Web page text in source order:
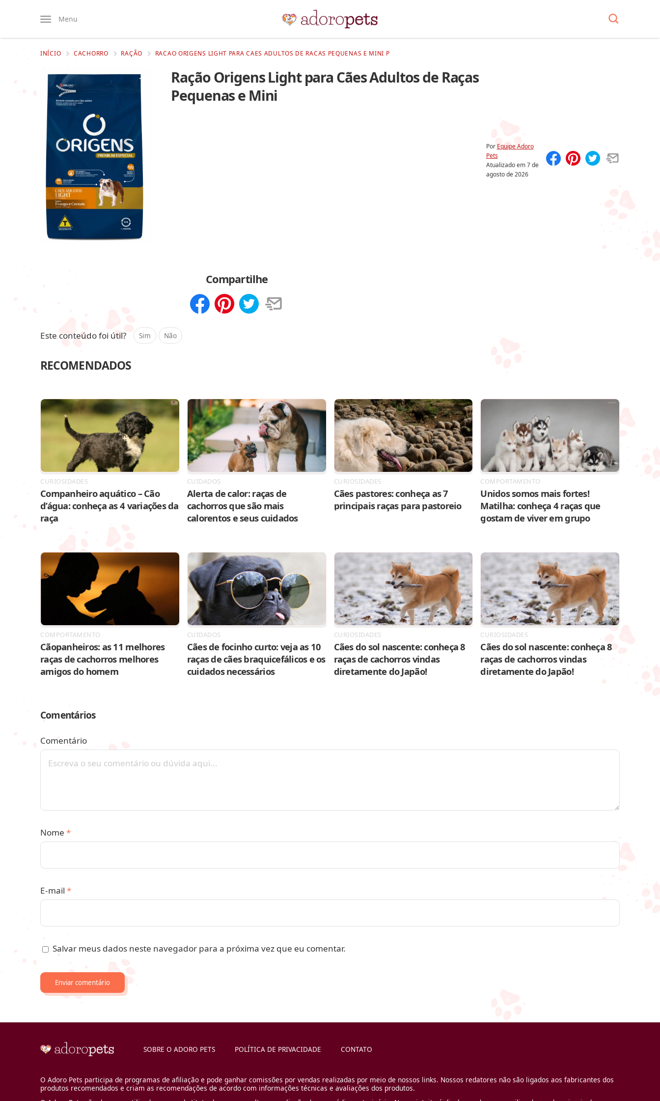
Menu
INÍCIO CACHORRO RAÇÃO RACAO ORIGENS LIGHT PARA CAES ADULTOS DE RACAS PEQUENAS E MINI P
Ração Origens Light para Cães Adultos de Raças
Pequenas e Mini
Por Equipe Adoro
Pets
Atualizado em7 de
agosto de 2026
Compartilhe
Este conteúdo foi útil? Sim Não
RECOMENDADOS
CURIOSIDADES
Companheiro aquático – Cão
d’água: conheça as 4 variações da
raça
CUIDADOS
Alerta de calor: raças de
cachorros que são mais
calorentos e seus cuidados
CURIOSIDADES
Cães pastores: conheça as 7
principais raças para pastoreio
COMPORTAMENTO
Unidos somos mais fortes!
Matilha: conheça 4 raças que
gostam de viver em grupo
COMPORTAMENTO
Cãopanheiros: as 11 melhores
raças de cachorros melhores
amigos do homem
CUIDADOS
Cães de focinho curto: veja as 10
raças de cães braquicefálicos e os
cuidados necessários
CURIOSIDADES
Cães do sol nascente: conheça 8
raças de cachorros vindas
diretamente do Japão!
CURIOSIDADES
Cães do sol nascente: conheça 8
raças de cachorros vindas
diretamente do Japão!
Comentários
Comentário
Nome *
E-mail *
Salvar meus dados neste navegador para a próxima vez que eu comentar.
SOBRE O ADORO PETS POLÍTICA DE PRIVACIDADE CONTATO
O Adoro Pets participa de programas de afiliação e pode ganhar comissões por vendas realizadas por meio de nossos links. Nossos redatores não são ligados aos fabricantes dos
produtos recomendados e criam as recomendações de acordo com informações técnicas e avaliações dos produtos.